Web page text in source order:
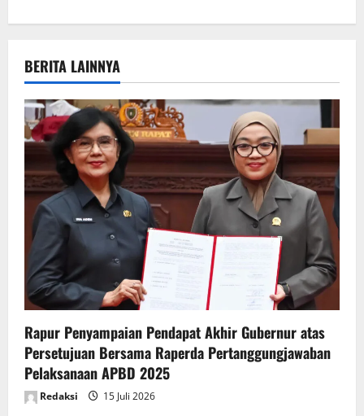
a
v
i
g
a
t
i
o
n
BERITA LAINNYA
Rapur Penyampaian Pendapat Akhir Gubernur atas
Persetujuan Bersama Raperda Pertanggungjawaban
Pelaksanaan APBD 2025
Redaksi 15 Juli 2026